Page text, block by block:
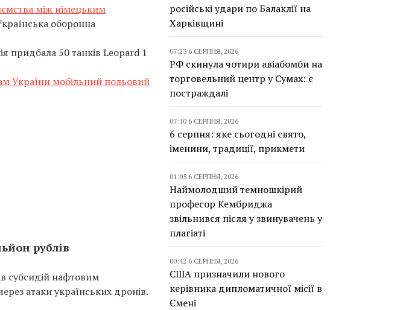
між німецьким
оборонна
придбала 50 танків Leopard 1
України мобільний польовий
рублів
субсидій нафтовим
атаки українських дронів.
російські удари по Балаклії на
Харківщині
07:23 6 СЕРПНЯ, 2026
РФ скинула чотири авіабомби на
торговельний центр у Сумах: є
постраждалі
07:10 6 СЕРПНЯ, 2026
6 серпня: яке сьогодні свято,
іменини, традиції, прикмети
01:05 6 СЕРПНЯ, 2026
Наймолодший темношкірий
професор Кембриджа
звільнився після у звинувачень у
плагіаті
00:42 6 СЕРПНЯ, 2026
США призначили нового
керівника дипломатичної місії в
Ємені